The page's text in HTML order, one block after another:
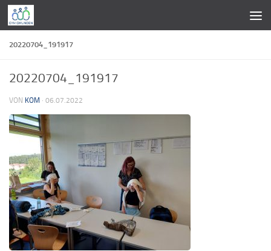
Zum Inhalt springen
20220704_191917
20220704_191917
VON KOM · 06.07.2022